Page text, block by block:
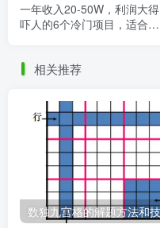
一年收入20-50W，利润大得
吓人的6个冷门项目，适合白
相关推荐